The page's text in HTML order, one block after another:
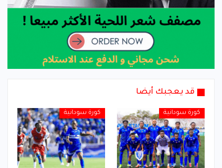
قد يعجبك أيضا
كورة سودانية كورة سودانية